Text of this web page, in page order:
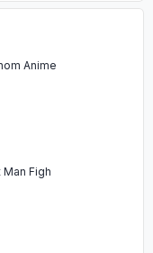
Anime
Figh